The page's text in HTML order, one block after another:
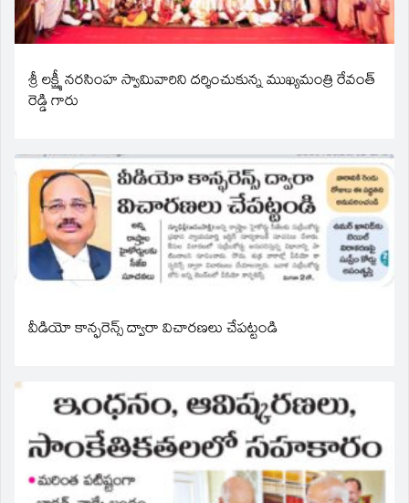
శ్రీ లక్ష్మీ నరసింహ స్వామివారిని దర్శించుకున్న ముఖ్యమంత్రి రేవంత్
రెడ్డి గారు
వీడియో కాన్ఫరెన్స్ ద్వారా విచారణలు చేపట్టండి